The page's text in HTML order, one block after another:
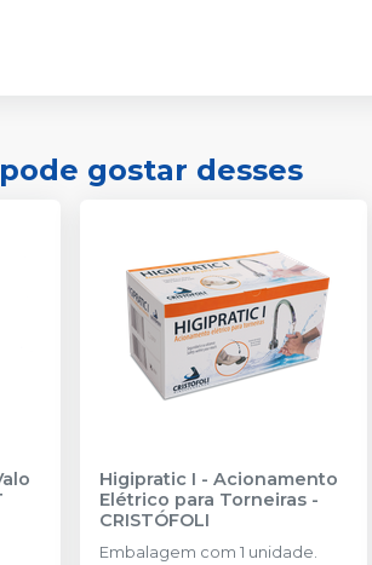
gostar desses
Higipratic I - Acionamento
Elétrico para Torneiras -
CRISTÓFOLI
Embalagem com 1 unidade.